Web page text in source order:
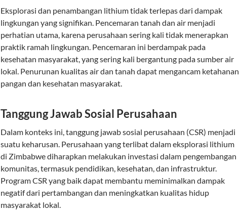
Eksplorasi dan penambangan lithium tidak terlepas dari dampak
lingkungan yang signifikan. Pencemaran tanah dan air menjadi
perhatian utama, karena perusahaan sering kali tidak menerapkan
praktik ramah lingkungan. Pencemaran ini berdampak pada
kesehatan masyarakat, yang sering kali bergantung pada sumber air
lokal. Penurunan kualitas air dan tanah dapat mengancam ketahanan
pangan dan kesehatan masyarakat.
Tanggung Jawab Sosial Perusahaan
Dalam konteks ini, tanggung jawab sosial perusahaan (CSR) menjadi
suatu keharusan. Perusahaan yang terlibat dalam eksplorasi lithium
di Zimbabwe diharapkan melakukan investasi dalam pengembangan
komunitas, termasuk pendidikan, kesehatan, dan infrastruktur.
Program CSR yang baik dapat membantu meminimalkan dampak
negatif dari pertambangan dan meningkatkan kualitas hidup
masyarakat lokal.